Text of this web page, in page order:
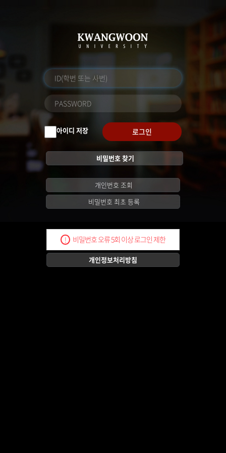
아이디 저장 로그인
비밀번호 찾기
개인번호 조회
비밀번호 최초 등록
! 비밀번호 오류 5회 이상 로그인 제한
개인정보처리방침